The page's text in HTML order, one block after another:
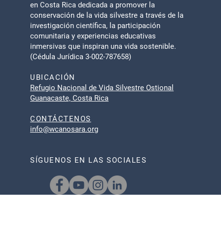
en Costa Rica dedicada a promover la
conservación de la vida silvestre a través de la
investigación científica, la participación
comunitaria y experiencias educativas
inmersivas que inspiran una vida sostenible.
(Cédula Jurídica 3-002-787658)
UBICACIÓN
Refugio Nacional de Vida Silvestre Ostional
Guanacaste, Costa Rica
CONTÁCTENOS
info@wcanosara.org
SÍGUENOS EN LAS SOCIALES